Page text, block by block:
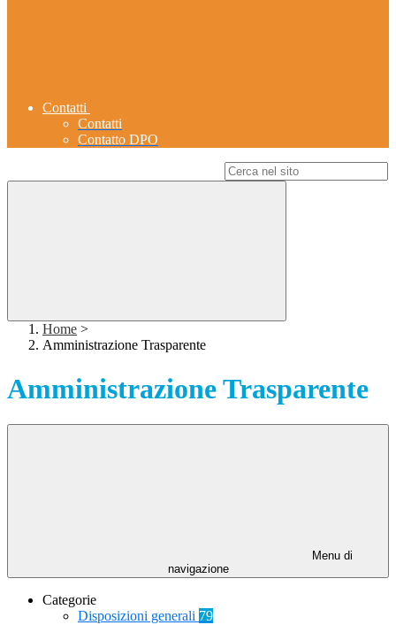
Contatti
Contatti
Contatto DPO
Home >
Amministrazione Trasparente
Amministrazione Trasparente
Menu di
navigazione
Categorie
Disposizioni generali 79